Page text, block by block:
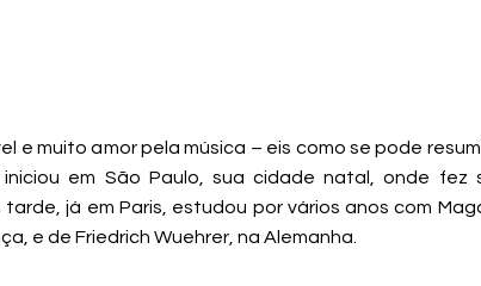
muito amor pela música – eis como se pode
iniciou em São Paulo, sua cidade natal, onde fez
já em Paris, estudou por vários anos com
e de Friedrich Wuehrer, na Alemanha.